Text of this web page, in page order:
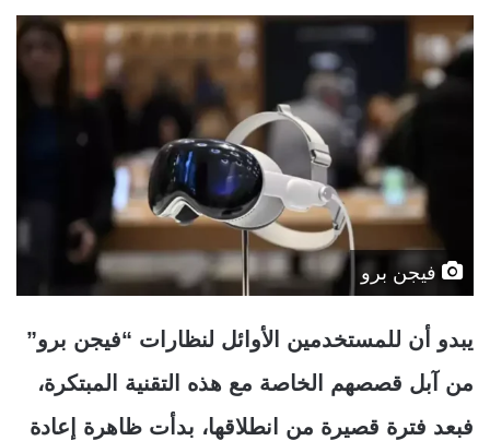
فيجن برو
يبدو أن للمستخدمين الأوائل لنظارات “فيجن برو”
من آبل قصصهم الخاصة مع هذه التقنية المبتكرة،
فبعد فترة قصيرة من انطلاقها، بدأت ظاهرة إعادة